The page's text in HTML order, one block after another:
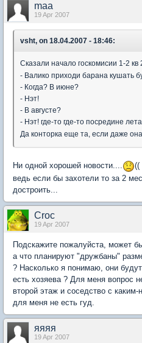
maa
19 Apr 2007
vsht, on 18.04.2007 - 18:46:
Сказали начало госкомисии 1-2 кв
- Валико приходи барана кушать
- Когда? В июне?
- Нэт!
- В августе?
- Нэт! где-то где-то посредине лета
Да конторка еще та, если даже
Ни одной хорошей новости....
((
ведь если бы захотели то за 2
достроить...
Croc
19 Apr 2007
Подскажите пожалуйста, может
а что планируют "дружбаны"
? Насколько я понимаю, они
есть хозяева ? Для меня вопрос
второй этаж и соседство с
для меня не есть гуд.
яяяя
19 Apr 2007